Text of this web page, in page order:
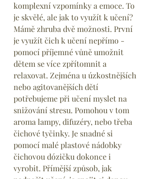
komplexní vzpomínky a emoce. To
je skvělé, ale jak to využít k učení?
Mámě zhruba dvě možnosti. První
je využít čich k učení nepřímo -
pomocí příjemné vůně umožnit
dětem se více zpřítomnit a
relaxovat. Zejména u úzkostnějších
nebo agitovanějších dětí
potřebujeme při učení myslet na
snižování stresu. Pomohou v tom
aroma lampy, difuzéry, nebo třeba
čichové tyčinky. Je snadné si
pomocí malé plastové nádobky
čichovou dózičku dokonce i
vyrobit. Přímější způsob, jak